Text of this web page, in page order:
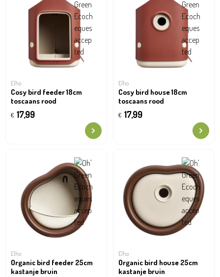
Elho
Cosy bird feeder 18cm
toscaans rood
€ 17,99
Elho
Cosy bird house 18cm
toscaans rood
€ 17,99
Elho
Organic bird feeder 25cm
kastanje bruin
Elho
Organic bird house 25cm
kastanje bruin